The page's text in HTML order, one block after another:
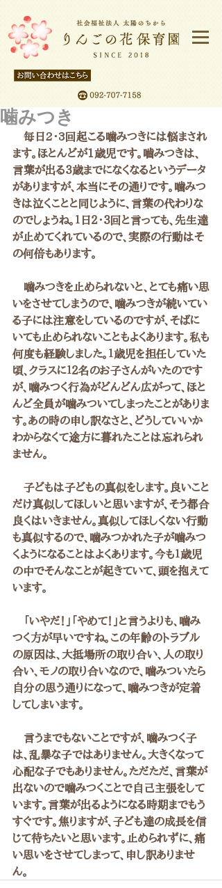
噛みつき
毎日2・3回起こる噛みつきには悩まされ
ます。ほとんどが1歳児です。嚙みつきは、
言葉が出る３歳までになくなるというデータ
がありますが、本当にその通りです。噛みつ
きは泣くことと同じように、言葉の代わりな
のでしょうね。１日２・３回と言っても、先生達
が止めてくれているので、実際の行動はそ
の何倍もあります。
噛みつきを止められないと、とても痛い思
いをさせてしまうので、噛みつきが続いてい
る子には注意をしているのですが、そばに
いても止められないこともよくあります。私も
何度も経験しました。１歳児を担任していた
頃、クラスに１２名のお子さんがいたのです
が、噛みつく行為がどんどん広がって、ほと
んど全員が噛みついてしまったことがありま
す。あの時の申し訳なさと、どうしていいか
わからなくて途方に暮れたことは忘れられ
ません。
子どもは子どもの真似をします。良いこと
だけ真似してほしいと思いますが、そう都合
良くはいきません。真似してほしくない行動
も真似するので、噛みつかれた子が噛みつ
くようになることはよくあります。今も１歳児
の中でそんなことが起きていて、頭を抱えて
います。
「いやだ！」「やめて！」と言うよりも、噛み
つく方が早いですね。この年齢のトラブル
の原因は、大抵場所の取り合い、人の取り
合い、モノの取り合いなので、噛みついたら
自分の思う通りになって、噛みつきが定着
してしまいます。
言うまでもないことですが、噛みつく子
は、乱暴な子ではありません。大きくなって
心配な子でもありません。ただただ、言葉が
出ないので噛みつくことで自己主張をして
います。言葉が出るようになる時期までもう
すぐです。焦りますが、子ども達の成長を信
じて待ちたいと思います。止められずに、痛
い思いをさせてしまって、申し訳ありませ
ん。